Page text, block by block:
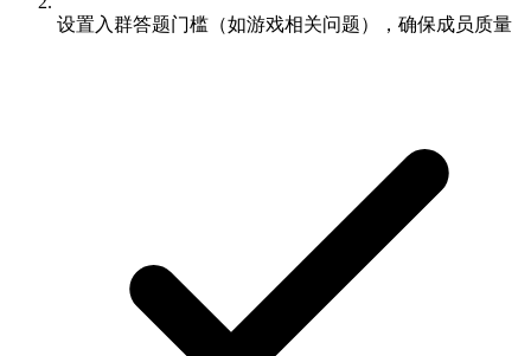
设置入群答题门槛（如游戏相关问题），确保成员质量